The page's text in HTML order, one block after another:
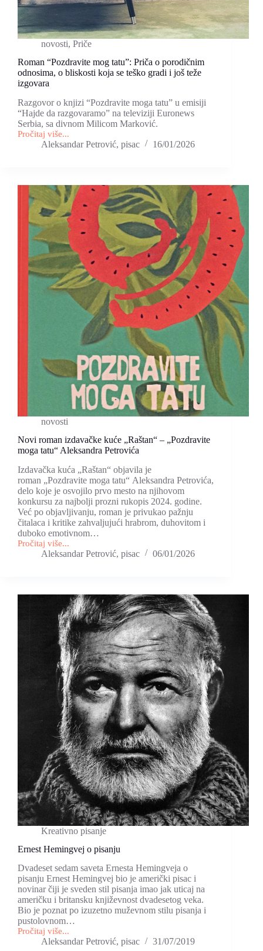
novosti, Priče
Roman “Pozdravite mog tatu”: Priča o porodičnim
odnosima, o bliskosti koja se teško gradi i još teže
izgovara
Razgovor o knjizi “Pozdravite moga tatu” u emisiji
“Hajde da razgovaramo” na televiziji Euronews
Serbia, sa divnom Milicom Marković.
Pročitaj više...
Roman
“Pozdravite
o
porodičnim
odnosima,
bliskosti
koja
teško
gradi
Aleksandar Petrović, pisac 16/01/2026
novosti
Novi roman izdavačke kuće „Raštan“ – „Pozdravite
moga tatu“ Aleksandra Petrovića
Izdavačka kuća „Raštan“ objavila je
roman „Pozdravite moga tatu“ Aleksandra Petrovića,
delo koje je osvojilo prvo mesto na njihovom
konkursu za najbolji prozni rukopis 2024. godine.
Već po objavljivanju, roman je privukao pažnju
čitalaca i kritike zahvaljujući hrabrom, duhovitom i
duboko emotivnom…
Pročitaj više...
Novi
–
Aleksandar Petrović, pisac 06/01/2026
Kreativno pisanje
Ernest Hemingvej o pisanju
Dvadeset sedam saveta Ernesta Hemingveja o
pisanju Ernest Hemingvej bio je američki pisac i
novinar čiji je sveden stil pisanja imao jak uticaj na
američku i britansku književnost dvadesetog veka.
Bio je poznat po izuzetno muževnom stilu pisanja i
pustolovnom…
Pročitaj više...
Ernest
HemingvejAleksandar Petrović, pisac 31/07/2019